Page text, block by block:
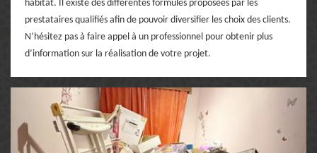
habitat. Il existe des différentes formules proposées par les
prestataires qualifiés afin de pouvoir diversifier les choix des clients.
N’hésitez pas à faire appel à un professionnel pour obtenir plus
d’information sur la réalisation de votre projet.